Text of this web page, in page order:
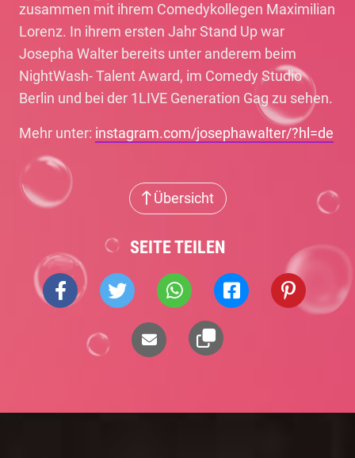
zusammen mit ihrem Comedykollegen Maximilian
Lorenz. In ihrem ersten Jahr Stand Up war
Josepha Walter bereits unter anderem beim
NightWash- Talent Award, im Comedy Studio
Berlin und bei der 1LIVE Generation Gag zu sehen.
Mehr unter: instagram.com/josephawalter/?hl=de
Übersicht
SEITE TEILEN